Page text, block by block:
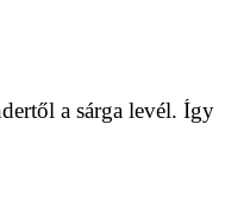
a sárga levél. Így